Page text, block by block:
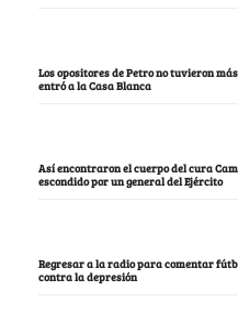
Los opositores de Petro no tuvieron
entró a la Casa Blanca
Así encontraron el cuerpo del cura
escondido por un general del Ejército
Regresar a la radio para comentar
contra la depresión